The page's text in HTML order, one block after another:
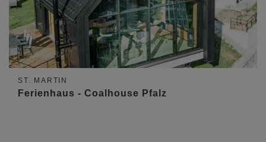
ST. MARTIN
Ferienhaus - Coalhouse Pfalz